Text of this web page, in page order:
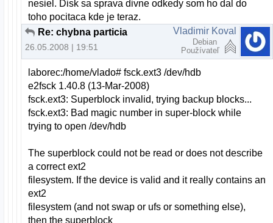
nesiel. Disk sa sprava divne odkedy som ho dal do
toho pocitaca kde je teraz.
Re: chybna particia
26.05.2008 | 19:51
Vladimir Koval
Debian
Používateľ
laborec:/home/vlado# fsck.ext3 /dev/hdb
e2fsck 1.40.8 (13-Mar-2008)
fsck.ext3: Superblock invalid, trying backup blocks...
fsck.ext3: Bad magic number in super-block while
trying to open /dev/hdb
The superblock could not be read or does not describe
a correct ext2
filesystem. If the device is valid and it really contains an
ext2
filesystem (and not swap or ufs or something else),
then the superblock